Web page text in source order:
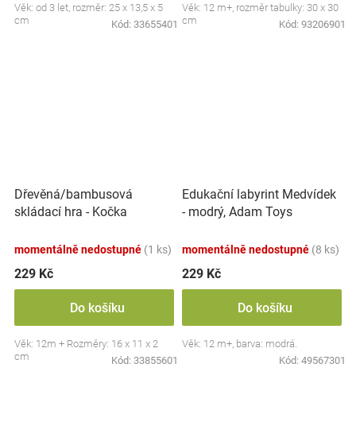
Věk: od 3 let, rozměr: 25 x 13,5 x 5
cm
Kód: 33655401
Věk: 12 m+, rozměr tabulky: 30 x 30
cm
Kód: 93206901
Dřevěná/bambusová
skládací hra - Kočka
momentálně nedostupné (1 ks)
229 Kč
Do košíku
Věk: 12m + Rozměry: 16 x 11 x 2
cm
Kód: 33855601
Edukační labyrint Medvídek
- modrý, Adam Toys
momentálně nedostupné (8 ks)
229 Kč
Do košíku
Věk: 12 m+, barva: modrá.
Kód: 49567301